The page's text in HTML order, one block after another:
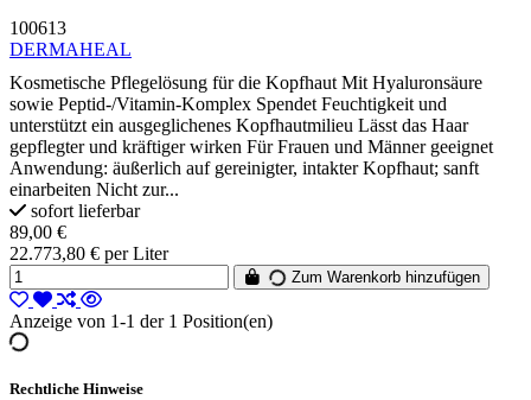
100613
DERMAHEAL
Kosmetische Pflegelösung für die Kopfhaut Mit Hyaluronsäure
sowie Peptid-/Vitamin-Komplex Spendet Feuchtigkeit und
unterstützt ein ausgeglichenes Kopfhautmilieu Lässt das Haar
gepflegter und kräftiger wirken Für Frauen und Männer geeignet
Anwendung: äußerlich auf gereinigter, intakter Kopfhaut; sanft
einarbeiten Nicht zur...
sofort lieferbar
89,00 €
22.773,80 € per Liter
Zum Warenkorb hinzufügen
Anzeige von 1-1 der 1 Position(en)
Rechtliche Hinweise